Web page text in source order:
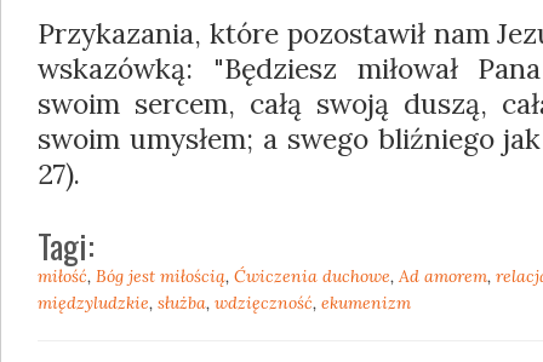
Przykazania, które pozostawił nam
wskazówką: "Będziesz miłował
swoim sercem, całą swoją duszą,
swoim umysłem; a swego bliźniego
27).
Tagi:
miłość, Bóg jest miłością, Ćwiczenia duchowe, Ad amorem,
międzyludzkie, służba, wdzięczność, ekumenizm